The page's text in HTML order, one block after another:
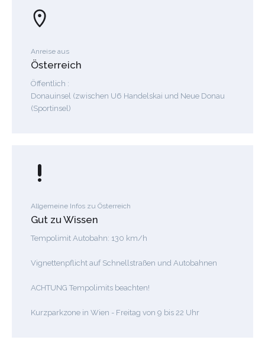
Anreise aus
Österreich
Öffentlich :
Donauinsel (zwischen U6 Handelskai und Neue Donau
(Sportinsel)
Allgemeine Infos zu Österreich
Gut zu Wissen
Tempolimit Autobahn: 130 km/h ​
Vignettenpflicht auf Schnellstraßen und Autobahnen
ACHTUNG Tempolimits beachten!
Kurzparkzone in Wien - Freitag von 9 bis 22 Uhr